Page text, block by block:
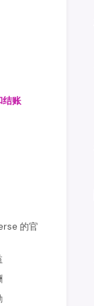
结账
的官